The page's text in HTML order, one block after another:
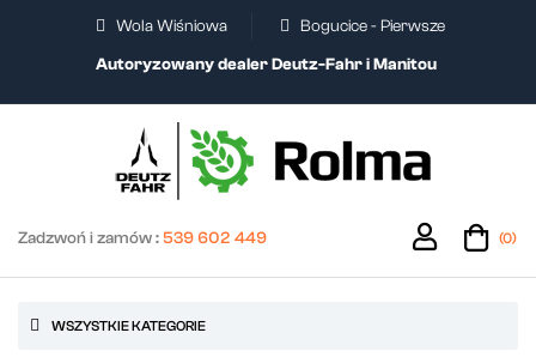
Wola Wiśniowa
Bogucice - Pierwsze
Autoryzowany dealer Deutz-Fahr i Manitou
Zadzwoń i zamów :539 602 449 (0)
WSZYSTKIE KATEGORIE